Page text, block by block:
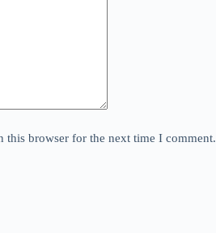
this browser for the next time I comment.